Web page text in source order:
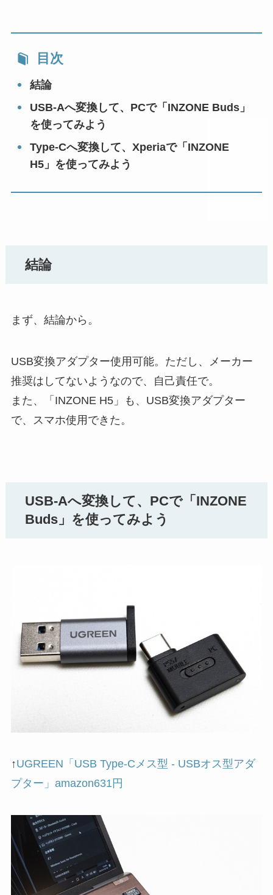
目次
結論
USB-Aへ変換して、PCで「INZONE Buds」
を使ってみよう
Type-Cへ変換して、Xperiaで「INZONE
H5」を使ってみよう
結論
まず、結論から。
USB変換アダプター使用可能。ただし、メーカー
推奨はしてないようなので、自己責任で。
また、「INZONE H5」も、USB変換アダプター
で、スマホ使用できた。
USB-Aへ変換して、PCで「INZONE
Buds」を使ってみよう
↑UGREEN「USB Type-Cメス型 - USBオス型アダ
プター」amazon631円